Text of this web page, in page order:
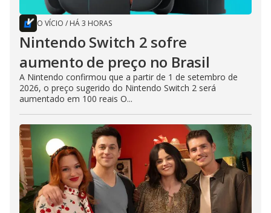
O VÍCIO / HÁ 3 HORAS
Nintendo Switch 2 sofre
aumento de preço no Brasil
A Nintendo confirmou que a partir de 1 de setembro de
2026, o preço sugerido do Nintendo Switch 2 será
aumentado em 100 reais O...